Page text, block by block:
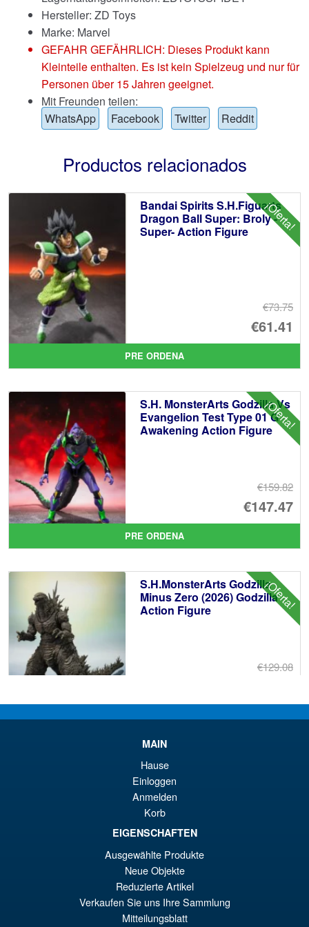
Hersteller: ZD Toys
Marke: Marvel
GEFAHR GEFÄHRLICH: Dieses Produkt kann
Kleinteile enthalten. Es ist kein Spielzeug und nur für
Personen über 15 Jahren geeignet.
Mit Freunden teilen:
WhatsApp
Facebook Twitter Reddit
Productos relacionados
¡Oferta!
Bandai Spirits S.H.Figuarts
Dragon Ball Super: Broly -
Super- Action Figure
€73.75
€61.41
El
PRE ORDENA
¡Oferta!
S.H. MonsterArts Godzilla Vs
Evangelion Test Type 01 G
Awakening Action Figure
€159.82
El
€147.47
El
PRE ORDENA
¡Oferta!
S.H.MonsterArts Godzilla
Minus Zero (2026) Godzilla
Action Figure
€129.08
El
S.H.MonsterArts Godzilla 2003
Tokyo SOS Action Figure
PRE ORDENA
MAIN
Hause
Einloggen
Anmelden
Korb
EIGENSCHAFTEN
Ausgewählte Produkte
Neue Objekte
Reduzierte Artikel
Verkaufen Sie uns Ihre Sammlung
Mitteilungsblatt